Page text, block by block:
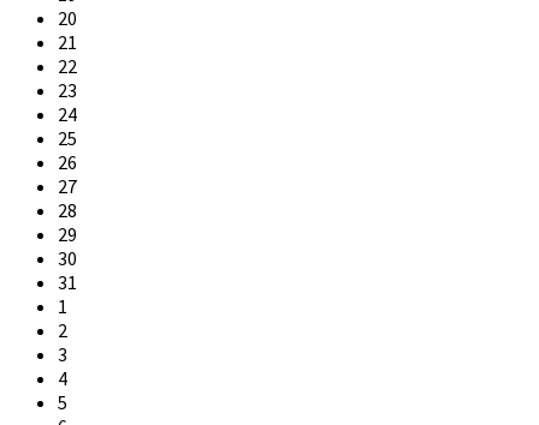
20
21
22
23
24
25
26
27
28
29
30
31
1
2
3
4
5